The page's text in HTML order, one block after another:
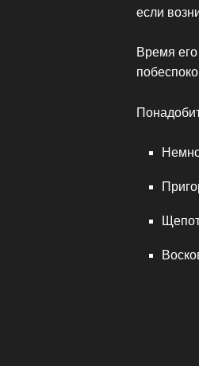
если
Время